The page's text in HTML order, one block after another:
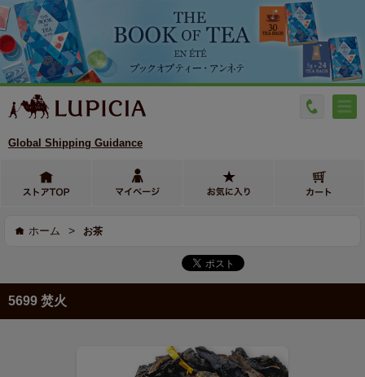
Global Shipping Guidance
ホーム > お茶
5699 焚火